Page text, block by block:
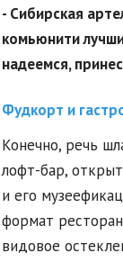
- Сибирская
комьюнити
надеемся,
Фудкорт и
Конечно, речь
лофт-бар,
и его
формат
видовое